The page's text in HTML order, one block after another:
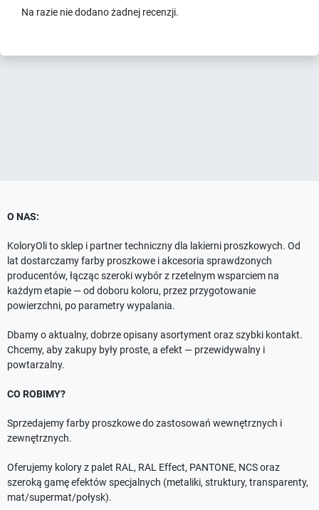
Na razie nie dodano żadnej recenzji.
O NAS:
KoloryOli to sklep i partner techniczny dla lakierni proszkowych. Od
lat dostarczamy farby proszkowe i akcesoria sprawdzonych
producentów, łącząc szeroki wybór z rzetelnym wsparciem na
każdym etapie — od doboru koloru, przez przygotowanie
powierzchni, po parametry wypalania.
Dbamy o aktualny, dobrze opisany asortyment oraz szybki kontakt.
Chcemy, aby zakupy były proste, a efekt — przewidywalny i
powtarzalny.
CO ROBIMY?
Sprzedajemy farby proszkowe do zastosowań wewnętrznych i
zewnętrznych.
Oferujemy kolory z palet RAL, RAL Effect, PANTONE, NCS oraz
szeroką gamę efektów specjalnych (metaliki, struktury, transparenty,
mat/supermat/połysk).